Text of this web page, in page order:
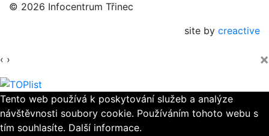
© 2026 Infocentrum Třinec
site by creactive
‹ › ×
Tento web používá k poskytování služeb a analýze
návštěvnosti soubory cookie. Používáním tohoto webu s
tím souhlasíte. Další informace.